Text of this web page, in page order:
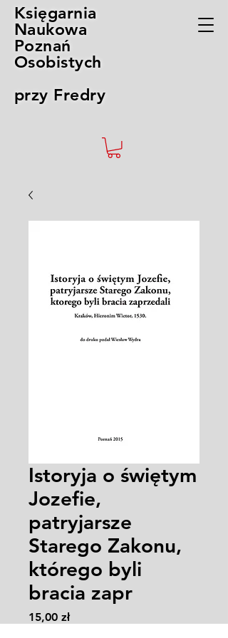
Księgarnia
Naukowa
Poznań
Osobistych
przy Fredry
Istoryja o świętym
Jozefie,
patryjarsze
Starego Zakonu,
którego byli
bracia zapr
15,00 złCena